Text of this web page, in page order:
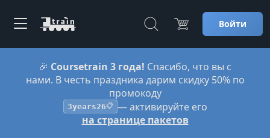
Войти
🎉 Coursetrain 3 года! Спасибо, что вы с
нами. В честь праздника дарим скидку 50% по
промокоду
3years26📋 — активируйте его
на странице пакетов